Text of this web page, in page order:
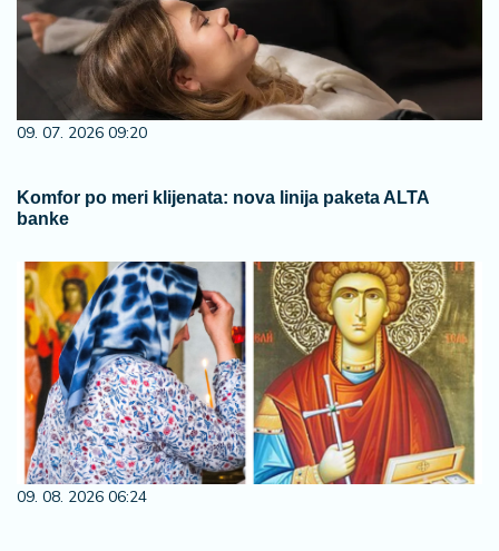
09. 07. 2026 09:20
Komfor po meri klijenata: nova linija paketa ALTA
banke
09. 08. 2026 06:24